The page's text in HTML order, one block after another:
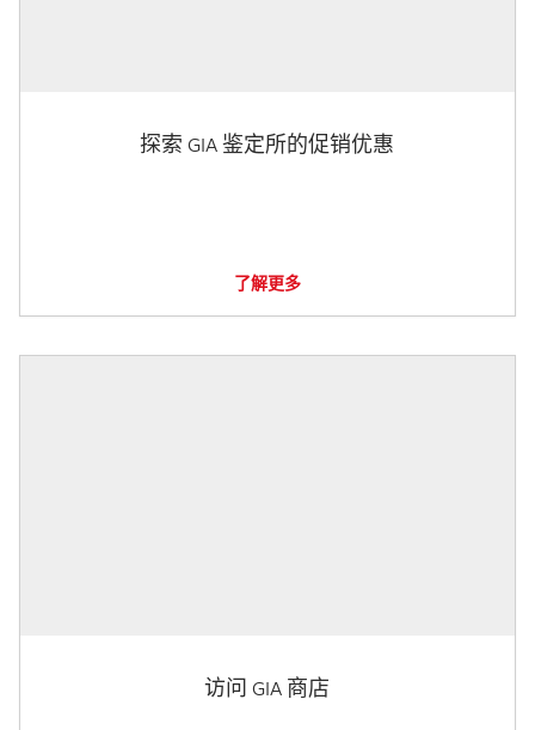
探索 GIA 鉴定所的促销优惠
了解更多
访问 GIA 商店